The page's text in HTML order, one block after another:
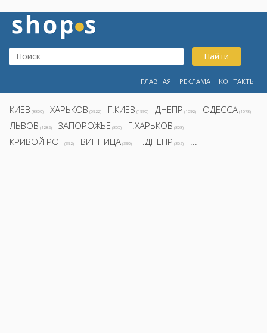
Найти
ГЛАВНАЯ РЕКЛАМА КОНТАКТЫ
КИЕВ (8800) ХАРЬКОВ (5922) Г.КИЕВ (1995) ДНЕПР (1692) ОДЕССА (1578)
ЛЬВОВ (1282) ЗАПОРОЖЬЕ (855) Г.ХАРЬКОВ (808)
КРИВОЙ РОГ (392) ВИННИЦА (390) Г.ДНЕПР (362) ...